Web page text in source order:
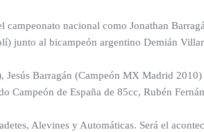
nacional como Jonathan
junto al bicampeón argentino Demián
Barragán (Campeón MX Madrid
Campeón de España de 85cc, Rubén
Alevines y Automáticas. Será el